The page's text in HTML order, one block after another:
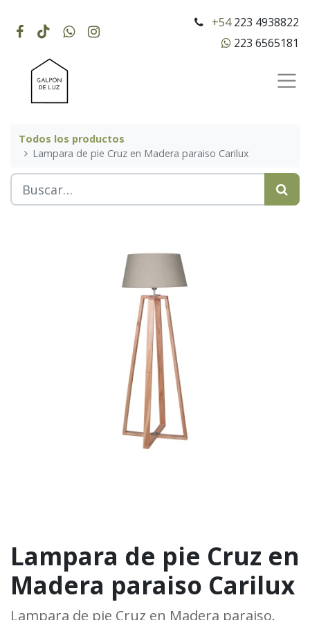
+54223 4938822
223 6565181
Todos los productos
Lampara de pie Cruz en Madera paraiso Carilux
Lampara de pie Cruz en
Madera paraiso Carilux
Lampara de pie Cruz en Madera paraiso.